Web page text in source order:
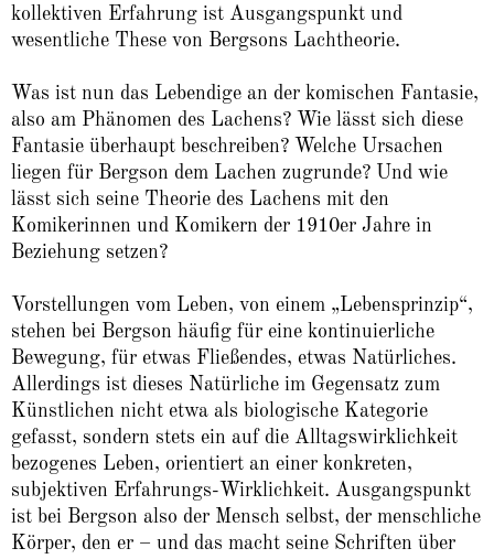
kollektiven Erfahrung ist Ausgangspunkt und
wesentliche These von Bergsons Lachtheorie.
Was ist nun das Lebendige an der komischen Fantasie,
also am Phänomen des Lachens? Wie lässt sich diese
Fantasie überhaupt beschreiben? Welche Ursachen
liegen für Bergson dem Lachen zugrunde? Und wie
lässt sich seine Theorie des Lachens mit den
Komikerinnen und Komikern der 1910er Jahre in
Beziehung setzen?
Vorstellungen vom Leben, von einem „Lebensprinzip“,
stehen bei Bergson häufig für eine kontinuierliche
Bewegung, für etwas Fließendes, etwas Natürliches.
Allerdings ist dieses Natürliche im Gegensatz zum
Künstlichen nicht etwa als biologische Kategorie
gefasst, sondern stets ein auf die Alltagswirklichkeit
bezogenes Leben, orientiert an einer konkreten,
subjektiven Erfahrungs-Wirklichkeit. Ausgangspunkt
ist bei Bergson also der Mensch selbst, der menschliche
Körper, den er – und das macht seine Schriften über